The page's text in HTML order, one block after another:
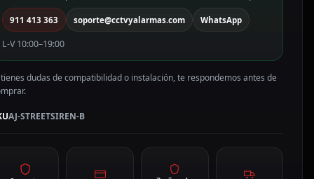
911 413 363 soporte@cctvyalarmas.com WhatsApp
L-V 10:00–19:00
dudas de compatibilidad o instalación, te respondemos antes de
AJ-STREETSIREN-B